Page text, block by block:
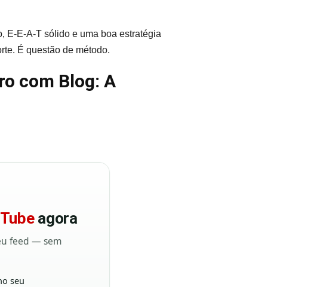
E-E-A-T sólido e uma boa estratégia
É questão de método.
com Blog: A
agora
feed — sem
seu